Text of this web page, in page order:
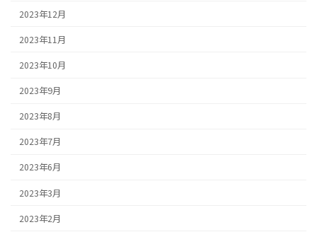
2023年12月
2023年11月
2023年10月
2023年9月
2023年8月
2023年7月
2023年6月
2023年3月
2023年2月